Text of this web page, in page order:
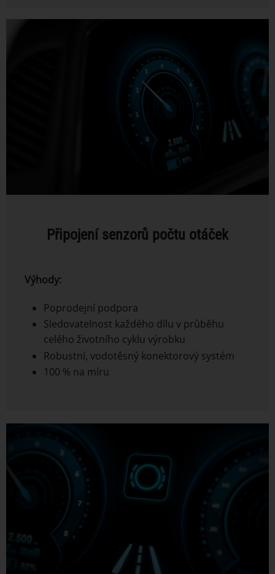
Připojení senzorů počtu otáček
Výhody:
Poprodejní podpora
Sledovatelnost každého dílu v průběhu
celého životního cyklu výrobku
Robustní, vodotěsný konektorový systém
100 % na míru